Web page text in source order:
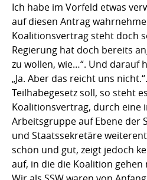
Ich habe im Vorfeld etwas
auf diesen Antrag
Koalitionsvertrag steht doch
Regierung hat doch bereits
zu wollen, wie…“. Und darauf
„Ja. Aber das reicht uns
Teilhabegesetz soll, so steht
Koalitionsvertrag, durch eine
Arbeitsgruppe auf Ebene der
und Staatssekretäre
schön und gut, zeigt jedoch
auf, in die die Koalition gehen